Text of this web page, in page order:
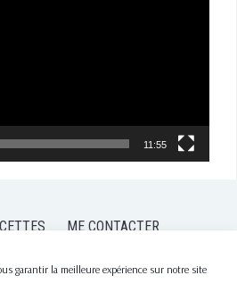
garantir la meilleure expérience sur notre site
11:55
ME CONTACTER